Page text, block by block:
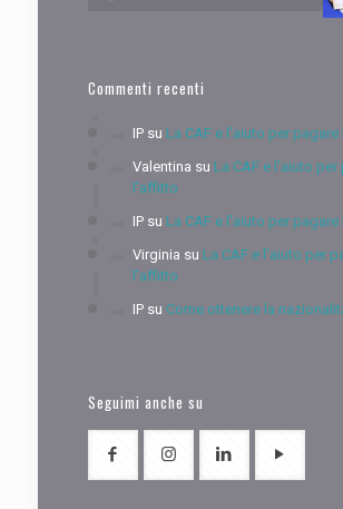
Commenti recenti
IPsu La CAF e l’aiuto per pagare
Valentina su La CAF e l’aiuto
l’affitto
IPsu La CAF e l’aiuto per pagare
Virginia su La CAF e l’aiuto per
l’affitto
IPsu Come ottenere la
Seguimi anche su